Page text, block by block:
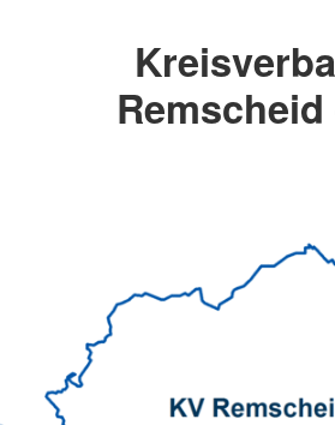
Remscheid